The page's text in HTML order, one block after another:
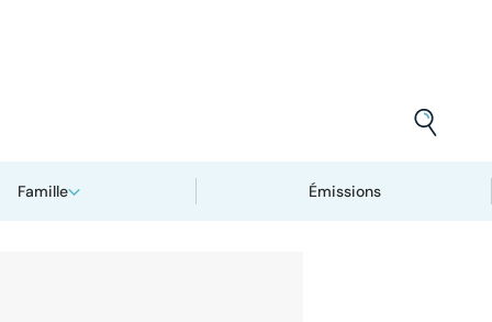
Famille Émissions